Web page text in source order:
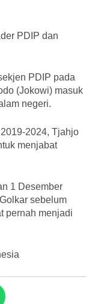
PDIP dan
PDIP pada
(Jokowi) masuk
negeri.
2024, Tjahjo
menjabat
1 Desember
sebelum
pernah menjadi